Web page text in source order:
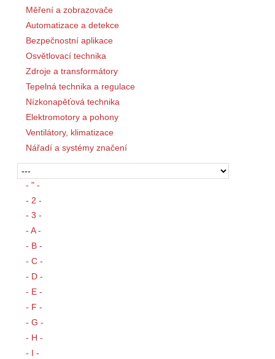
Měření a zobrazovače
Automatizace a detekce
Bezpečnostní aplikace
Osvětlovací technika
Zdroje a transformátory
Tepelná technika a regulace
Nízkonapěťová technika
Elektromotory a pohony
Ventilátory, klimatizace
Nářadí a systémy značení
- " -
- 2 -
- 3 -
- A -
- B -
- C -
- D -
- E -
- F -
- G -
- H -
- I -